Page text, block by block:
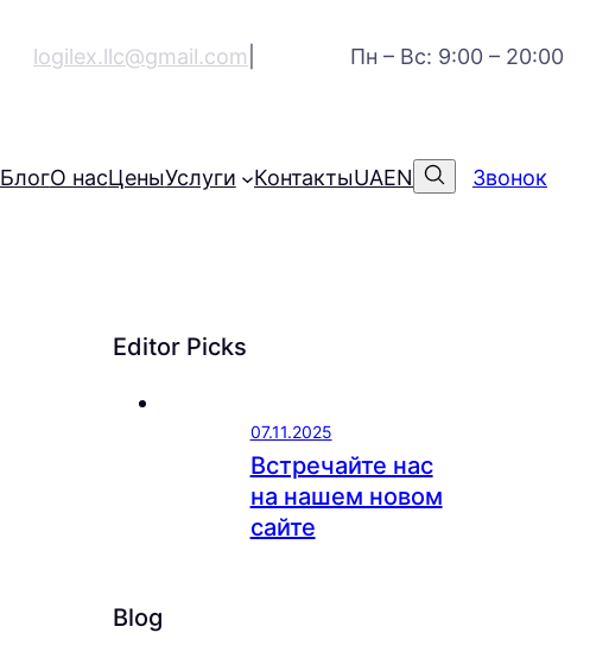
logilex.llc@gmail.com Пн – Вс: 9:00 – 20:00
БлогО насЦеныУслуги КонтактыUAEN Звонок
Editor Picks
07.11.2025
Встречайте нас
на нашем новом
сайте
Blog